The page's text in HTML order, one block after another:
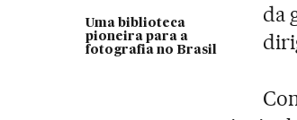
Uma biblioteca
pioneira para a
fotografia no Brasil
da